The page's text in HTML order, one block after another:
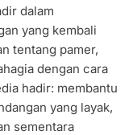
dalam
yang kembali
tentang pamer,
dengan cara
hadir: membantu
yang layak,
sementara